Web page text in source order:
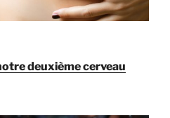
deuxième cerveau